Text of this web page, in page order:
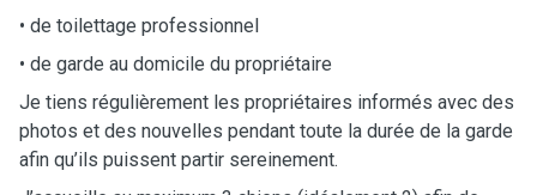
• de toilettage professionnel
• de garde au domicile du propriétaire
Je tiens régulièrement les propriétaires informés avec des
photos et des nouvelles pendant toute la durée de la garde
afin qu’ils puissent partir sereinement.